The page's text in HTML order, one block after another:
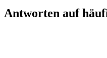
Antworten auf